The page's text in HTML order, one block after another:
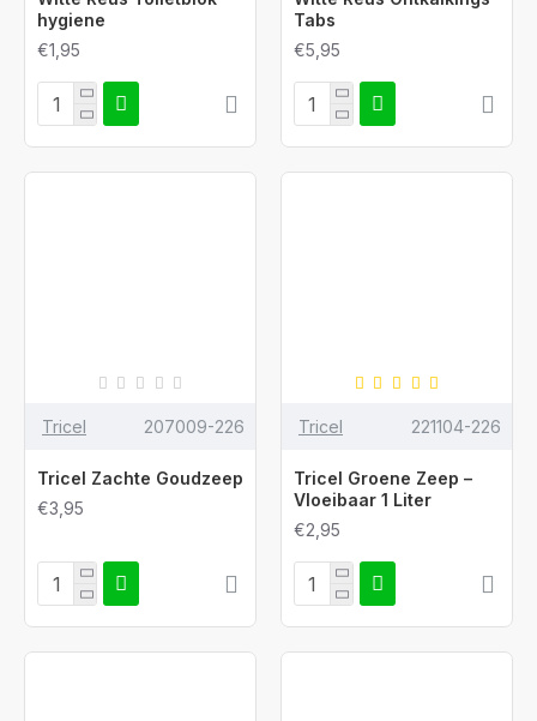
hygiene
€1,95
Tabs
€5,95
Tricel 207009-226
Tricel Zachte Goudzeep
€3,95
Tricel 221104-226
Tricel Groene Zeep –
Vloeibaar 1 Liter
€2,95